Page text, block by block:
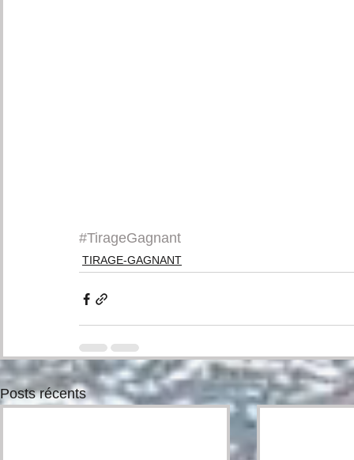
#TirageGagnant
TIRAGE-GAGNANT
Posts récents